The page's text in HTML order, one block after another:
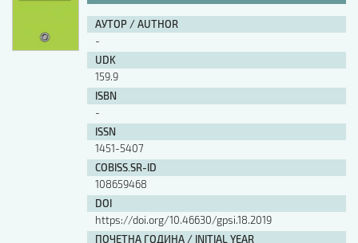
УПУТСТВА
УПУТСТВА
Правилник о издавачкој делатности
Упутство ауторима
Упутство уредницима
Изјава о ауторству
Изјава о лектури
Изјава о коришћењу ауторског дела
Упутство за бирање лиценце
Уговор са аутором
Шаблон прве стране и импресума [B5, ћир]
Шаблон прве стране и импресума [B5, лат]
АУТОР / AUTHOR
-
UDK
159.9
ISBN
-
ISSN
1451-5407
COBISS.SR-ID
108659468
DOI
https://doi.org/10.46630/gpsi.18.2019
ПОЧЕТНА ГОДИНА / INITIAL YEAR